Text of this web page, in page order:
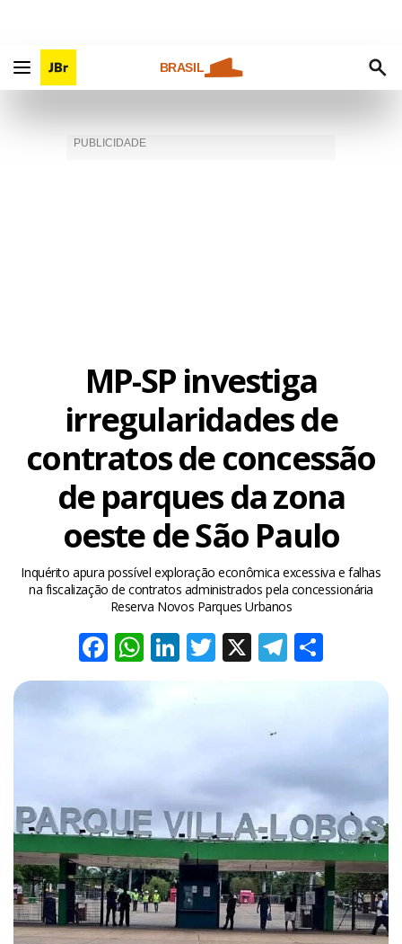
BRASIL
MP-SP investiga
irregularidades de
contratos de concessão
de parques da zona
oeste de São Paulo
Inquérito apura possível exploração econômica excessiva e falhas
na fiscalização de contratos administrados pela concessionária
Reserva Novos Parques Urbanos
Facebook
WhatsApp
LinkedIn
Twitter
X